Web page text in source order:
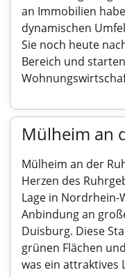
an Immobilien
dynamischen
Sie noch heute
Bereich und
Mülheim an
Mülheim an der
Herzen des
Lage in Nordrhein-
Anbindung an
Duisburg. Diese
grünen Flächen
was ein attraktives